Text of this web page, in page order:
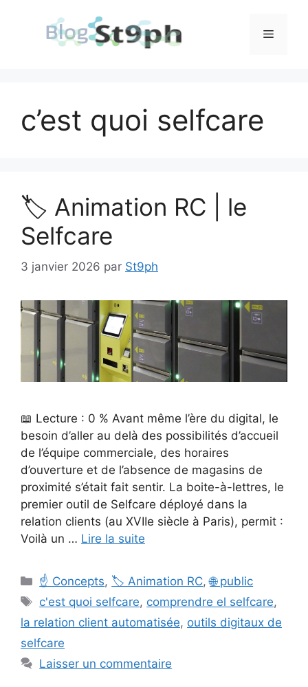
Menu
c’est quoi selfcare
🏷️ Animation RC | le
Selfcare
3 janvier 2026 par St9ph
📖 Lecture : 0 % Avant même l’ère du digital, le
besoin d’aller au delà des possibilités d’accueil
de l’équipe commerciale, des horaires
d’ouverture et de l’absence de magasins de
proximité s’était fait sentir. La boite-à-lettres, le
premier outil de Selfcare déployé dans la
relation clients (au XVIIe siècle à Paris), permit :
Voilà un … Lire la suite
Catégories
☝️ Concepts, 🏷️ Animation RC,🌐 public
Étiquettes
c'est quoi selfcare, comprendre el selfcare,
la relation client automatisée, outils digitaux de
selfcare
Laisser un commentaire